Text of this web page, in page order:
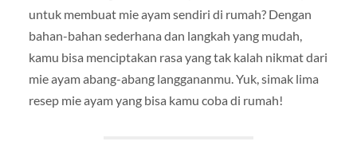
untuk membuat mie ayam sendiri di rumah? Dengan
bahan-bahan sederhana dan langkah yang mudah,
kamu bisa menciptakan rasa yang tak kalah nikmat dari
mie ayam abang-abang langgananmu. Yuk, simak lima
resep mie ayam yang bisa kamu coba di rumah!